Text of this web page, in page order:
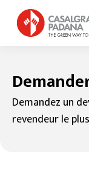
Demandez un
revendeur le